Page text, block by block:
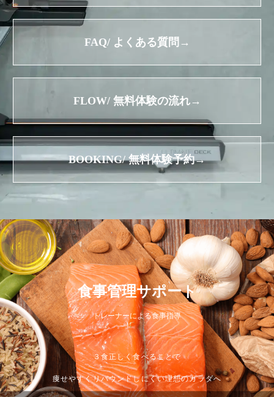
FAQ/ よくある質問→
FLOW/ 無料体験の流れ→
BOOKING/ 無料体験予約→
食事管理サポート
トレーナーによる食事指導
３食正しく食べることで
痩せやすくリバウンドしにくい理想のカラダへ